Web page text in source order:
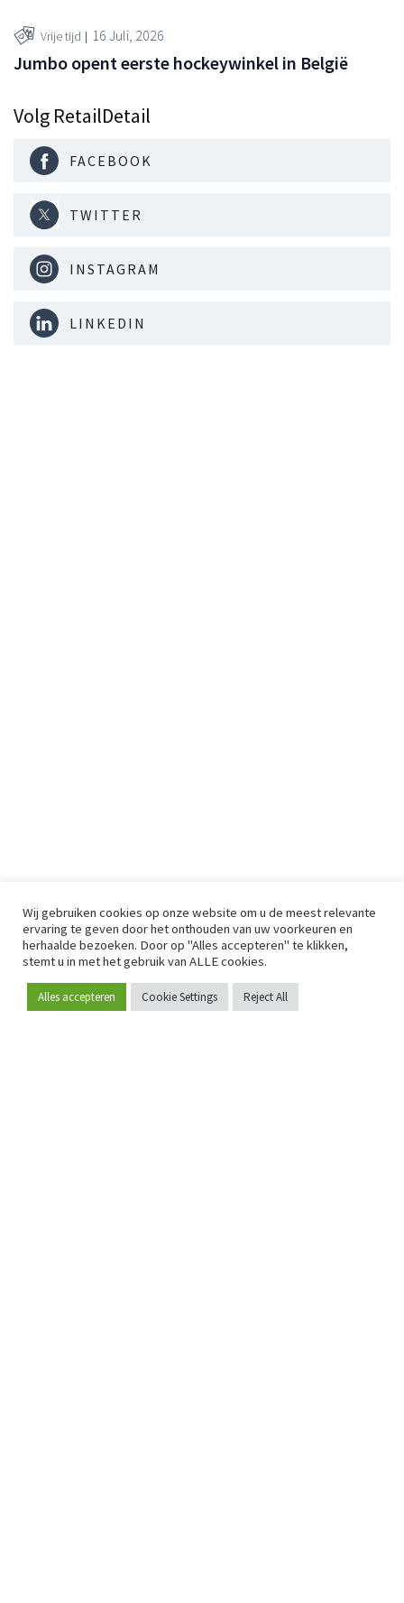
Word lid
Vrije tijd 16 Juli, 2026
Jumbo opent eerste hockeywinkel in België
Volg RetailDetail
FACEBOOK
TWITTER
INSTAGRAM
LINKEDIN
Wij gebruiken cookies op onze website om u de meest relevante
ervaring te geven door het onthouden van uw voorkeuren en
herhaalde bezoeken. Door op "Alles accepteren" te klikken,
stemt u in met het gebruik van ALLE cookies.
Alles accepteren Cookie Settings Reject All